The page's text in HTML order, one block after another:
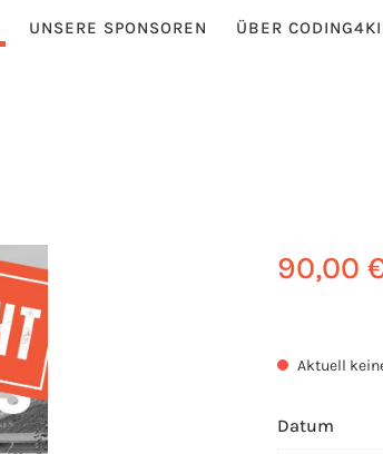
UNSERE SPONSOREN ÜBER
90,00
Aktuell
Datum